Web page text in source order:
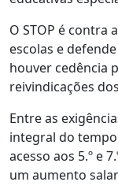
O STOP é contra
escolas e
houver cedência
reivindicações
Entre as
integral do
acesso aos 5.º e
um aumento